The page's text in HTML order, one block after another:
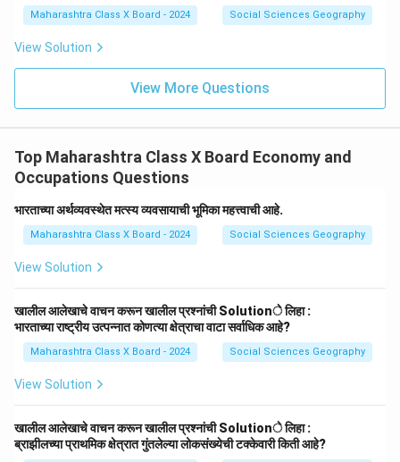
Maharashtra Class X Board - 2024 Social Sciences Geography
View Solution
View More Questions
Top Maharashtra Class X Board Economy and
Occupations Questions
भारताच्या अर्थव्यवस्थेत मत्स्य व्यवसायाची भूमिका महत्त्वाची आहे.
Maharashtra Class X Board - 2024 Social Sciences Geography
View Solution
खालील आलेखाचे वाचन करून खालील प्रश्नांची Solutionे लिहा :
भारताच्या राष्ट्रीय उत्पन्नात कोणत्या क्षेत्राचा वाटा सर्वाधिक आहे?
Maharashtra Class X Board - 2024 Social Sciences Geography
View Solution
खालील आलेखाचे वाचन करून खालील प्रश्नांची Solutionे लिहा :
ब्राझीलच्या प्राथमिक क्षेत्रात गुंतलेल्या लोकसंख्येची टक्केवारी किती आहे?